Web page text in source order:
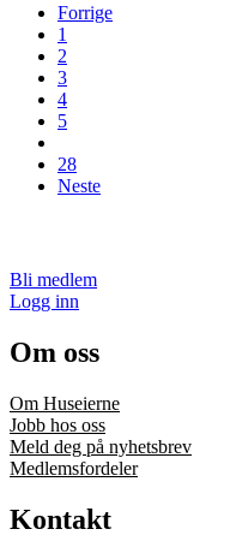
Forrige
1
2
3
4
5
28
Neste
Bli medlem
Logg inn
Om oss
Om Huseierne
Jobb hos oss
Meld deg på nyhetsbrev
Medlemsfordeler
Kontakt